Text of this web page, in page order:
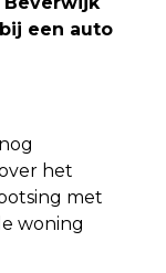
een auto
het
met
woning